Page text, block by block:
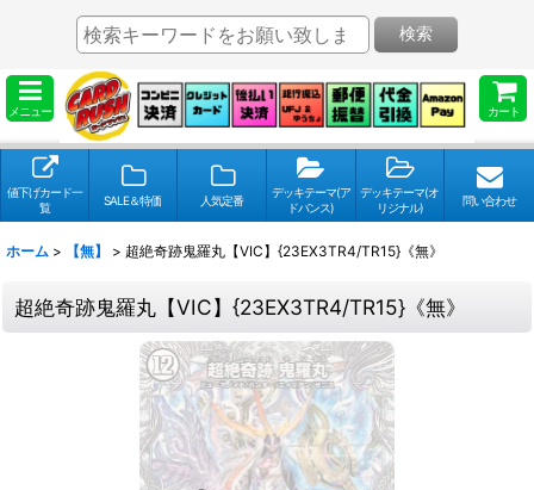
メニュー カート
検索
値下げカード一
覧
SALE＆特価 人気定番
デッキテーマ(ア
ドバンス)
デッキテーマ(オ
リジナル)
問い合わせ
ホーム > 【無】 > 超絶奇跡鬼羅丸【VIC】{23EX3TR4/TR15}《無》
超絶奇跡鬼羅丸【VIC】{23EX3TR4/TR15}《無》